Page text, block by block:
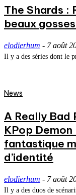
The Shards :
beaux
elodierhum - 7 août
Il y a des séries dont le
News
A Really Bad
KPop
fantastique
d’identité
elodierhum - 7 août
Il y a des duos de